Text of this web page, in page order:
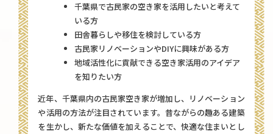
千葉県で古民家の空き家を活用したいと考えて
いる方
田舎暮らしや移住を検討している方
古民家リノベーションやDIYに興味がある方
地域活性化に貢献できる空き家活用のアイデア
を知りたい方
近年、千葉県内の古民家空き家が増加し、リノベーション
や活用の方法が注目されています。昔ながらの趣ある建築
を生かし、新たな価値を加えることで、快適な住まいとし